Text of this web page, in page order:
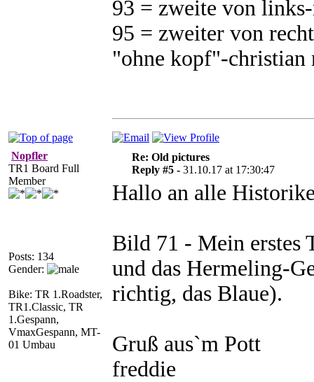
93 = zweite von
95 = zweiter von
"ohne kopf"-christian
Nopfler
TR1 Board Full
Member
Posts: 134
Gender:
Bike: TR 1.Roadster,
TR1.Classic, TR
1.Gespann,
VmaxGespann, MT-
01 Umbau
Re: Old pictures
Reply #5 - 31.10.17 at 17:30:47
Hallo an alle
Bild 71 - Mein erstes
und das Hermeling-
richtig, das Blaue).
Gruß aus`m Pott
freddie